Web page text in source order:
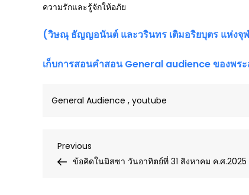
ความรักและรู้จักให้อภัย
(วิษณุ ธัญญอนันต์ และวรินทร เติมอริยบุตร แห่งจุ
เก็บการสอนคำสอนGeneral audience ของพระ
General Audience , youtube
Post
Previous
Post
Previous
ข้อคิดในมิสซา วันอาทิตย์ที่ 31 สิงหาคม ค.ศ.2025